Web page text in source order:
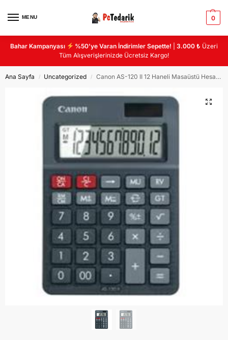
MENU 0
Bahar Kampanyası %50’ye Varan İndirimler Sepette! |3.000 ₺ Üzeri
Tüm Alışverişlerinizde Ücretsiz Kargo!
Ana Sayfa / Uncategorized / Canon AS-120 II 12 Haneli Masaüstü Hesap Makinası